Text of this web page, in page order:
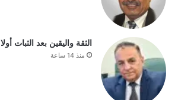
الثقة واليقين بعد الثبات أولا
منذ 14 ساعة